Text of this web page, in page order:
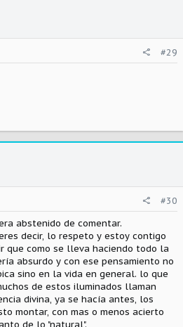
#29
#30
abstenido de comentar.
decir, lo respeto y estoy contigo
que como se lleva haciendo todo la
absurdo y con ese pensamiento no
sino en la vida en general. lo que
de estos iluminados llaman
divina, ya se hacía antes, los
montar, con mas o menos acierto
de lo "natural".